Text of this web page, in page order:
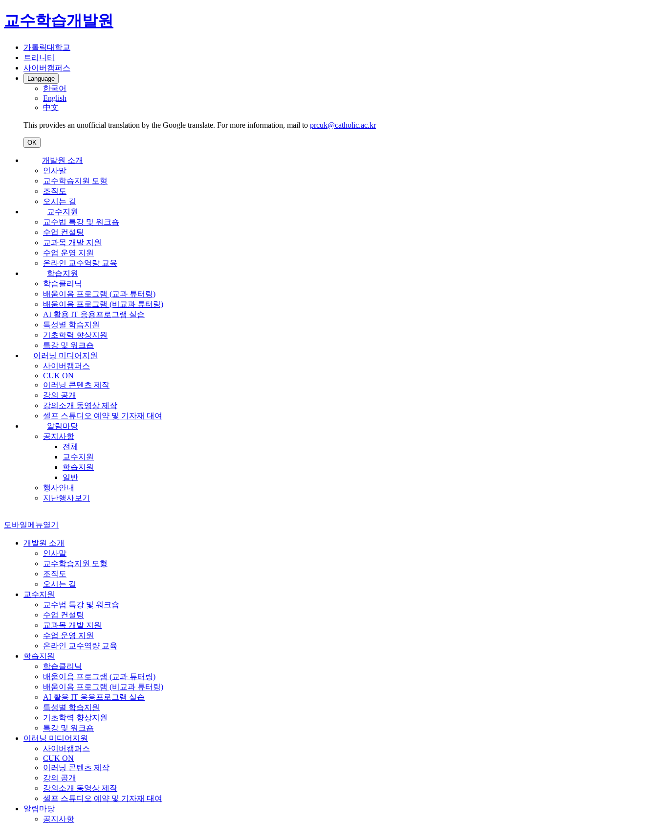
교수학습개발원
가톨릭대학교
트리니티
사이버캠퍼스
Language
한국어
English
中文
This provides an unofficial translation by the Google translate. For more information, mail to prcuk@catholic.ac.kr
OK
개발원 소개
인사말
교수학습지원 모형
조직도
오시는 길
교수지원
교수법 특강 및 워크숍
수업 컨설팅
교과목 개발 지원
수업 운영 지원
온라인 교수역량 교육
학습지원
학습클리닉
배움이음 프로그램 (교과 튜터링)
배움이음 프로그램 (비교과 튜터링)
AI 활용 IT 응용프로그램 실습
특성별 학습지원
기초학력 향상지원
특강 및 워크숍
이러닝 미디어지원
사이버캠퍼스
CUK ON
이러닝 콘텐츠 제작
강의 공개
강의소개 동영상 제작
셀프 스튜디오 예약 및 기자재 대여
알림마당
공지사항
전체
교수지원
학습지원
일반
행사안내
지난행사보기
모바일메뉴열기
개발원 소개
인사말
교수학습지원 모형
조직도
오시는 길
교수지원
교수법 특강 및 워크숍
수업 컨설팅
교과목 개발 지원
수업 운영 지원
온라인 교수역량 교육
학습지원
학습클리닉
배움이음 프로그램 (교과 튜터링)
배움이음 프로그램 (비교과 튜터링)
AI 활용 IT 응용프로그램 실습
특성별 학습지원
기초학력 향상지원
특강 및 워크숍
이러닝 미디어지원
사이버캠퍼스
CUK ON
이러닝 콘텐츠 제작
강의 공개
강의소개 동영상 제작
셀프 스튜디오 예약 및 기자재 대여
알림마당
공지사항